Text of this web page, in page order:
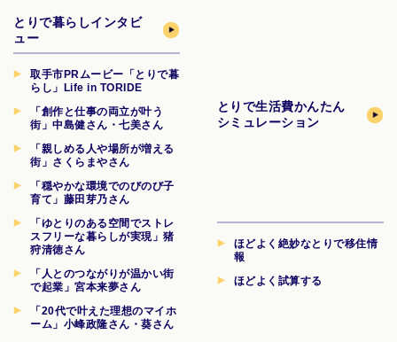
とりで暮らしインタビ
ュー
取手市PRムービー「とりで暮
らし」Life in TORIDE
「創作と仕事の両立が叶う
街」中島健さん・七美さん
「親しめる人や場所が増える
街」さくらまやさん
「穏やかな環境でのびのび子
育て」藤田芽乃さん
「ゆとりのある空間でストレ
スフリーな暮らしが実現」猪
狩清徳さん
「人とのつながりが温かい街
で起業」宮本来夢さん
「20代で叶えた理想のマイホ
ーム」小峰政隆さん・葵さん
とりで生活費かんたん
シミュレーション
ほどよく絶妙なとりで移住情
報
ほどよく試算する